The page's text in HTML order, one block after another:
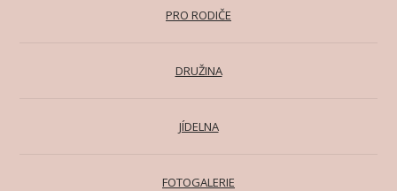
PRO RODIČE
DRUŽINA
JÍDELNA
FOTOGALERIE